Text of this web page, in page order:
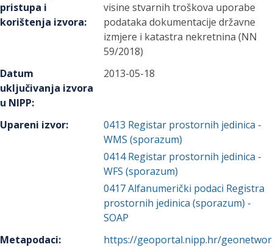
pristupa i
korištenja izvora:
visine stvarnih troškova uporabe
podataka dokumentacije državne
izmjere i katastra nekretnina (NN
59/2018)
Datum
uključivanja izvora
u NIPP:
2013-05-18
Upareni izvor: 0413 Registar prostornih jedinica -
WMS (sporazum)
0414 Registar prostornih jedinica -
WFS (sporazum)
0417Alfanumerički podaci Registra
prostornih jedinica (sporazum) -
SOAP
Metapodaci:
https://geoportal.nipp.hr/geonetwor